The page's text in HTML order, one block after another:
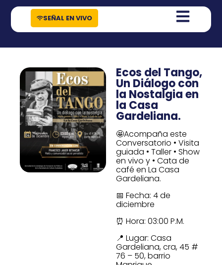
contenido
SEÑAL EN VIVO
Ecos del Tango,
Un Diálogo con
la Nostalgia en
la Casa
Gardeliana.
🤩Acompaña este
Conversatorio • Visita
guiada • Taller • Show
en vivo y • Cata de
café en La Casa
Gardeliana.
📅 Fecha: 4 de
diciembre
⏰ Hora: 03:00 P.M.
📍 Lugar: Casa
Gardeliana, cra, 45 #
76 – 50, barrio